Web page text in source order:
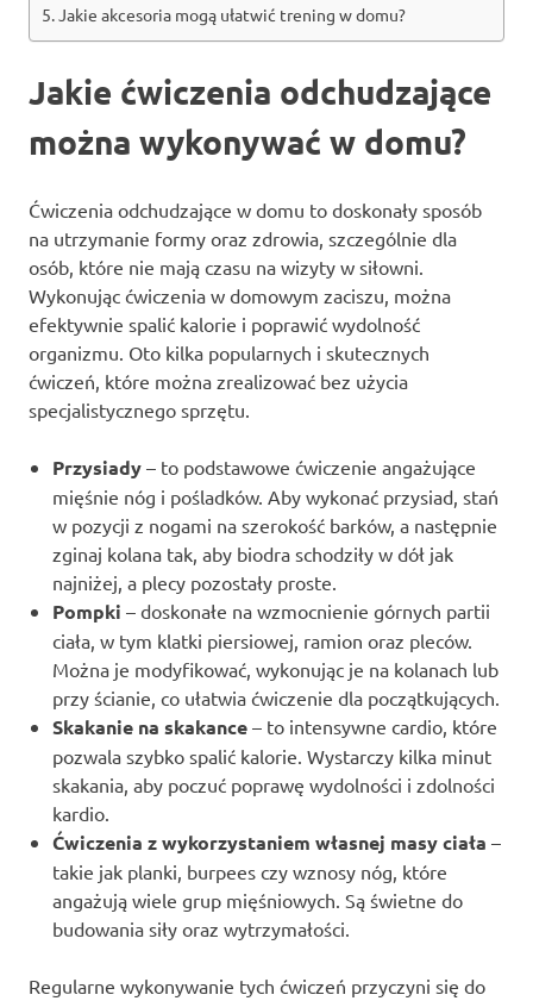
Jakie akcesoria mogą ułatwić trening w domu?
Jakie ćwiczenia odchudzające
można wykonywać w domu?
Ćwiczenia odchudzające w domu to doskonały sposób
na utrzymanie formy oraz zdrowia, szczególnie dla
osób, które nie mają czasu na wizyty w siłowni.
Wykonując ćwiczenia w domowym zaciszu, można
efektywnie spalić kalorie i poprawić wydolność
organizmu. Oto kilka popularnych i skutecznych
ćwiczeń, które można zrealizować bez użycia
specjalistycznego sprzętu.
Przysiady – to podstawowe ćwiczenie angażujące
mięśnie nóg i pośladków. Aby wykonać przysiad, stań
w pozycji z nogami na szerokość barków, a następnie
zginaj kolana tak, aby biodra schodziły w dół jak
najniżej, a plecy pozostały proste.
Pompki – doskonałe na wzmocnienie górnych partii
ciała, w tym klatki piersiowej, ramion oraz pleców.
Można je modyfikować, wykonując je na kolanach lub
przy ścianie, co ułatwia ćwiczenie dla początkujących.
Skakanie na skakance – to intensywne cardio, które
pozwala szybko spalić kalorie. Wystarczy kilka minut
skakania, aby poczuć poprawę wydolności i zdolności
kardio.
Ćwiczenia z wykorzystaniem własnej masy ciała –
takie jak planki, burpees czy wznosy nóg, które
angażują wiele grup mięśniowych. Są świetne do
budowania siły oraz wytrzymałości.
Regularne wykonywanie tych ćwiczeń przyczyni się do